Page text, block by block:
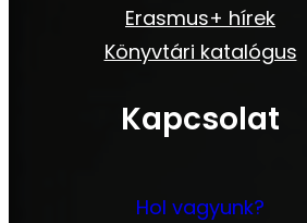
Erasmus+ hírek
Könyvtári katalógus
Kapcsolat
Hol vagyunk?